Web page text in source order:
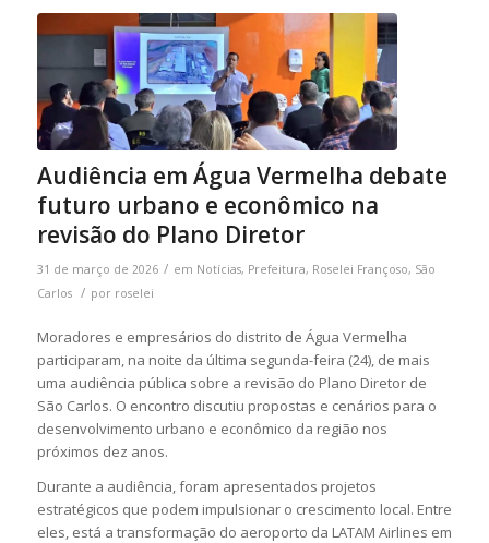
Audiência em Água Vermelha debate
futuro urbano e econômico na
revisão do Plano Diretor
31 de março de 2026 / em Notícias, Prefeitura, Roselei Françoso, São
Carlos
/ por roselei
Moradores e empresários do distrito de Água Vermelha
participaram, na noite da última segunda-feira (24), de mais
uma audiência pública sobre a revisão do Plano Diretor de
São Carlos. O encontro discutiu propostas e cenários para o
desenvolvimento urbano e econômico da região nos
próximos dez anos.
Durante a audiência, foram apresentados projetos
estratégicos que podem impulsionar o crescimento local. Entre
eles, está a transformação do aeroporto da LATAM Airlines em